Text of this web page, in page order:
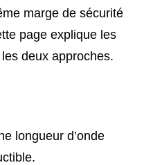
marge de sécurité
page explique les
deux approches.
longueur d’onde